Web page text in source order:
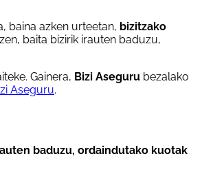
baina azken urteetan, bizitzako
baita bizirik irauten baduzu,
Gainera, Bizi Aseguru bezalako
Aseguru.
baduzu, ordaindutako kuotak